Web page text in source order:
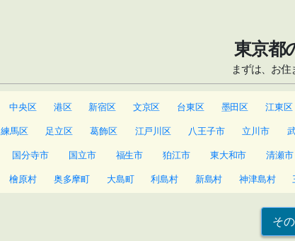
東京都
まずは、お住
中央区 港区 新宿区 文京区 台東区 墨田区 江東区
練馬区 足立区 葛飾区 江戸川区 八王子市 立川市
国分寺市 国立市 福生市 狛江市 東大和市 清瀬市
檜原村 奥多摩町 大島町 利島村 新島村 神津島村
そ